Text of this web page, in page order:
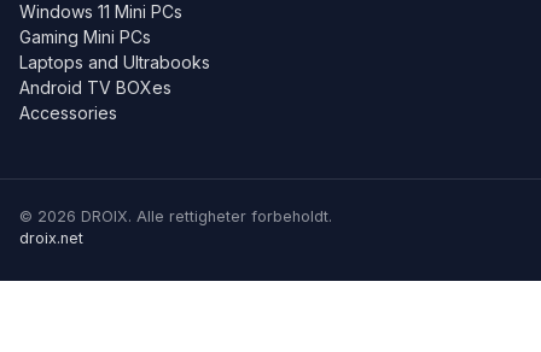
Windows 11 Mini PCs
Gaming Mini PCs
Laptops and Ultrabooks
Android TV BOXes
Accessories
© 2026 DROIX. Alle rettigheter forbeholdt.
droix.net